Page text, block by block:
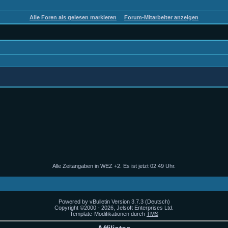
Alle Foren als gelesen markieren Forum-Mitarbeiter anzeigen
Alle Zeitangaben in WEZ +2. Es ist jetzt 02:49 Uhr.
Powered by vBulletin Version 3.7.3 (Deutsch)
Copyright ©2000 - 2026, Jelsoft Enterprises Ltd.
Template-Modifikationen durch TMS